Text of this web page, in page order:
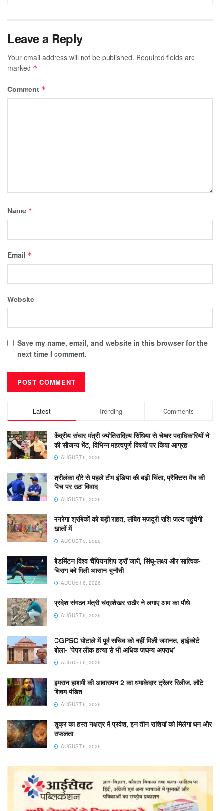
Leave a Reply
Your email address will not be published. Required fields are
marked *
Comment *
Name *
Email *
Website
Save my name, email, and website in this browser for the
next time I comment.
Latest Trending Comments
केंद्रीय संचार मंत्री ज्योतिरादित्य सिंधिया से चेम्बर पदाधिकारियों ने
की सौजन्य भेंट, विभिन्न महत्वपूर्ण विषयों पर किया आग्रह
AUGUST 6, 2026
श्रीलंका दौरे से पहले टीम इंडिया की बढ़ी चिंता, प्रैक्टिस मैच की
पिच पर उठा विवाद
AUGUST 6, 2026
मनरेगा श्रमिकों को बड़ी राहत, लंबित मजदूरी राशि जल्द पहुंचेगी
खातों में
AUGUST 6, 2026
बैडमिंटन विश्व चैंपियनशिप ड्रॉ जारी, सिंधू-लक्ष्य और सात्विक-
चिराग को मिली आसान चुनौती
AUGUST 6, 2026
प्रदेश संगठन मंत्री चंद्रशेखर राठौर ने लगाए आम का पौधे
AUGUST 6, 2026
CGPSC घोटाले में पूर्व सचिव को नहीं मिली जमानत, हाईकोर्ट
बोला- ‘पेपर लीक हत्या से भी अधिक जघन्य अपराध’
AUGUST 6, 2026
इमरान हाशमी की आवारापन 2 का धमाकेदार ट्रेलर रिलीज, लौटे
शिवम पंडित
AUGUST 6, 2026
शुक्र का हस्त नक्षत्र में प्रवेश, इन तीन राशियों को मिलेगा धन और
सफलता
AUGUST 6, 2026